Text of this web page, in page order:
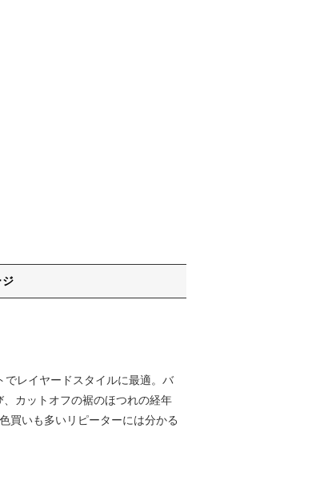
でレイヤードスタイルに最適。バ
カットオフの裾のほつれの経年
買いも多いリピーターには分かる